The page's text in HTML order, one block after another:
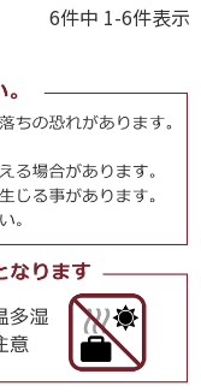
6件中 1-6件表示